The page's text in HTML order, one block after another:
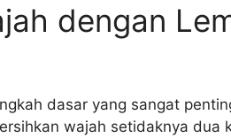
dengan
dasar yang sangat
wajah setidaknya dua